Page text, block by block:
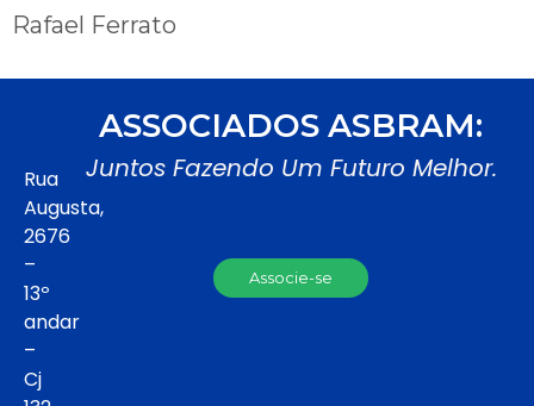
Rafael Ferrato
Rua
Augusta,
2676
–
13º
andar
–
Cj
ASSOCIADOS ASBRAM:
Juntos Fazendo Um Futuro Melhor.
Associe-se